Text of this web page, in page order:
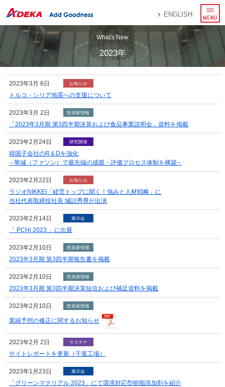
ENGLISH
ニ
ュ
What's New
2023年
2023年3月 6日 お知らせ
トルコ・シリア地震への支援について
2023年3月 2日 投資家情報
「2023年3月期 第3四半期決算および食品事業説明会」資料を掲載
2023年2月24日 研究開発
韓国子会社のR＆Dを強化
∼華城（ファソン）で最先端の成膜・評価プロセス体制を構築∼
2023年2月22日 お知らせ
ラジオNIKKEI「経営トップに聞く！強みと人材戦略」に
当社代表取締役社長 城詰秀尊が出演
2023年2月14日 展示会
「 PCHi 2023 」に出展
2023年2月10日 投資家情報
2023年3月期 第3四半期報告書を掲載
2023年2月10日 投資家情報
2023年3月期 第3四半期決算短信および補足資料を掲載
2023年2月10日 投資家情報
業績予想の修正に関するお知らせ
2023年2月 2日 サステナ
サイトレポートを更新（千葉工場）
2023年1月23日 展示会
「グリーンマテリアル 2023」にて環境対応型樹脂添加剤を紹介